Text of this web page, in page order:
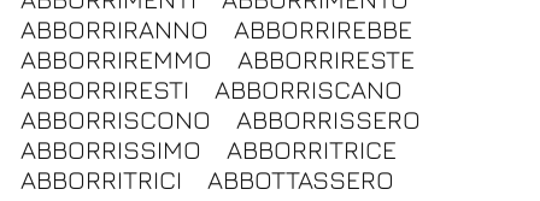
ABBORRIRANNO
ABBORRIREBBE
ABBORRIREMMO
ABBORRIRESTE
ABBORRIRESTI
ABBORRISCANO
ABBORRISCONO
ABBORRISSERO
ABBORRISSIMO
ABBORRITRICE
ABBORRITRICI
ABBOTTASSERO